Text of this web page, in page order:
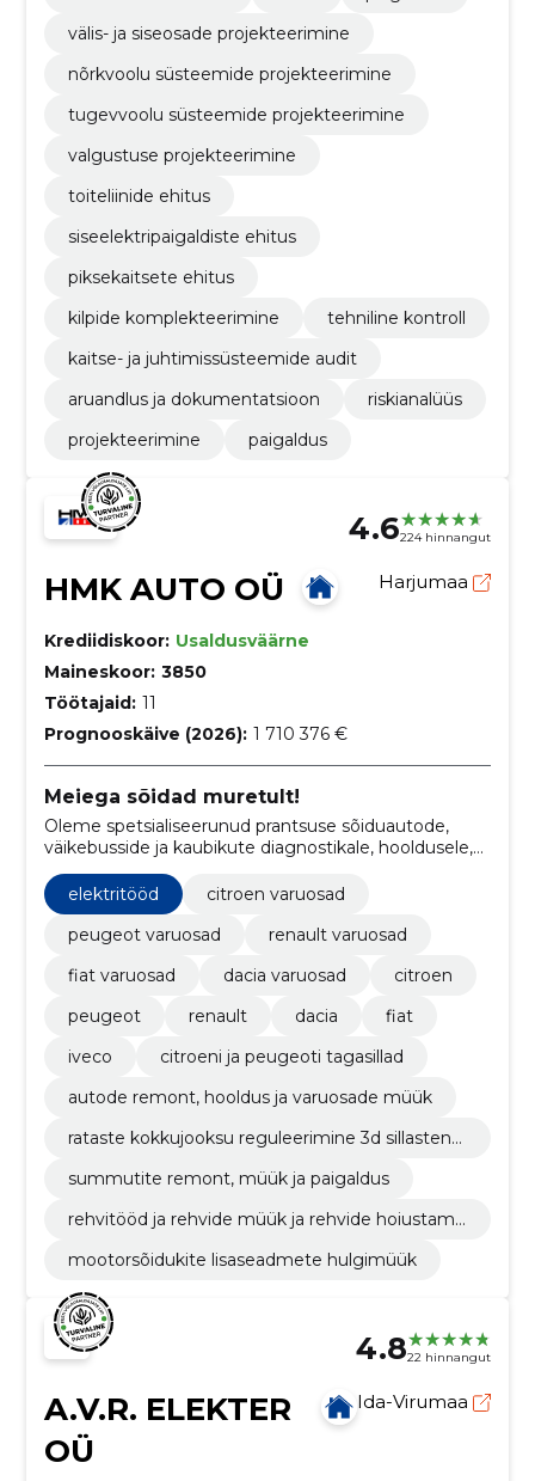
välis- ja siseosade projekteerimine
nõrkvoolu süsteemide projekteerimine
tugevvoolu süsteemide projekteerimine
valgustuse projekteerimine
toiteliinide ehitus
siseelektripaigaldiste ehitus
piksekaitsete ehitus
kilpide komplekteerimine
tehniline kontroll
kaitse- ja juhtimissüsteemide audit
aruandlus ja dokumentatsioon
riskianalüüs
projekteerimine
paigaldus
4.6224 hinnangut
HMK AUTO OÜ Harjumaa
Krediidiskoor: Usaldusväärne
Maineskoor: 3850
Töötajaid: 11
Prognooskäive (2026): 1 710 376 €
Meiega sõidad muretult!
Oleme spetsialiseerunud prantsuse sõiduautode,
väikebusside ja kaubikute diagnostikale, hooldusele,
müügile.
elektritööd
citroen varuosad
peugeot varuosad
renault varuosad
fiat varuosad
dacia varuosad
citroen
peugeot
renault dacia
fiat
iveco
citroeni ja peugeoti tagasillad
autode remont, hooldus ja varuosade müük
rataste kokkujooksu reguleerimine 3d sillastendi
summutite remont, müük ja paigaldus
rehvitööd ja rehvide müük ja rehvide hoiustami
mootorsõidukite lisaseadmete hulgimüük
4.822 hinnangut
A.V.R. ELEKTER
OÜ
Ida-Virumaa